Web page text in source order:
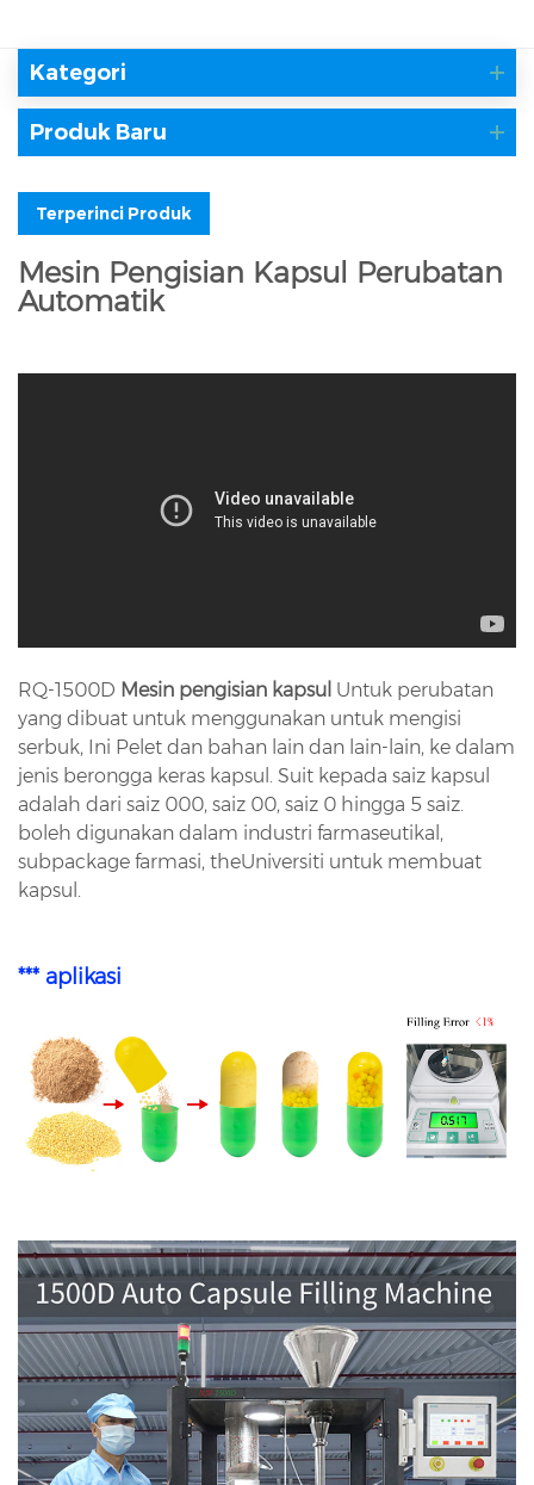
Kategori
Produk Baru
Terperinci Produk
Mesin Pengisian Kapsul Perubatan
Automatik
RQ-1500D Mesin pengisian kapsul Untuk perubatan
yang dibuat untuk menggunakan untuk mengisi
serbuk, Ini Pelet dan bahan lain dan lain-lain, ke dalam
jenis berongga keras kapsul. Suit kepada saiz kapsul
adalah dari saiz 000, saiz 00, saiz 0 hingga 5 saiz.
boleh digunakan dalam industri farmaseutikal,
subpackage farmasi, theUniversiti untuk membuat
kapsul.
*** aplikasi